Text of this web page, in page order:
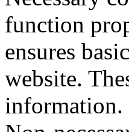
function
ensures
website.
information.